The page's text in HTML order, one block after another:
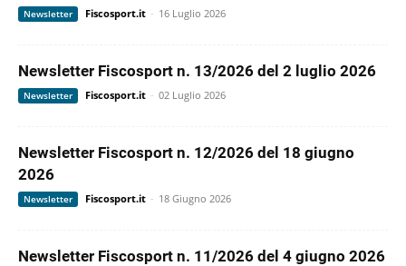
Newsletter Fiscosport.it - 16 Luglio 2026
Newsletter Fiscosport n. 13/2026 del 2 luglio 2026
Newsletter Fiscosport.it - 02 Luglio 2026
Newsletter Fiscosport n. 12/2026 del 18 giugno
2026
Newsletter Fiscosport.it - 18 Giugno 2026
Newsletter Fiscosport n. 11/2026 del 4 giugno 2026